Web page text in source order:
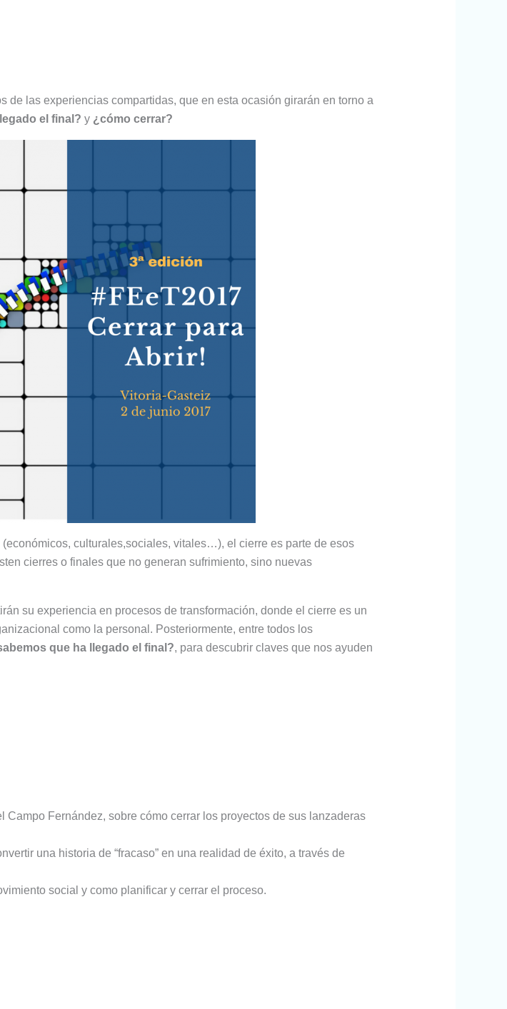
de las experiencias compartidas, que en esta ocasión girarán en torno a
el final? y ¿cómo cerrar?
culturales,sociales, vitales…), el cierre es parte de esos
cierres o finales que no generan sufrimiento, sino nuevas
su experiencia en procesos de transformación, donde el cierre es un
como la personal. Posteriormente, entre todos los
que ha llegado el final?, para descubrir claves que nos ayuden
Campo Fernández, sobre cómo cerrar los proyectos de sus lanzaderas
una historia de “fracaso” en una realidad de éxito, a través de
social y como planificar y cerrar el proceso.